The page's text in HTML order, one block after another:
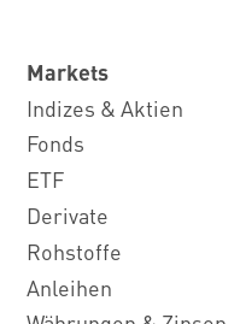
Markets
Indizes & Aktien
Fonds
ETF
Derivate
Rohstoffe
Anleihen